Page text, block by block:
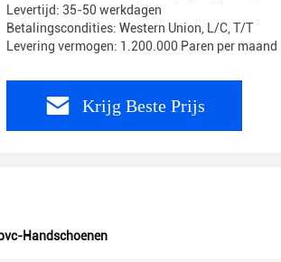
Levertijd: 35-50 werkdagen
Betalingscondities: Western Union, L/C, T/T
Levering vermogen: 1.200.000 Paren per maand
Krijg Beste Prijs
Handschoenen